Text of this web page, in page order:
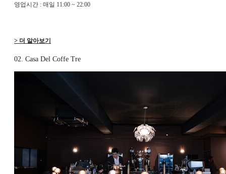
영업시간 : 매일 11:00 ~ 22:00
> 더 알아보기
02. Casa Del Coffe Tre